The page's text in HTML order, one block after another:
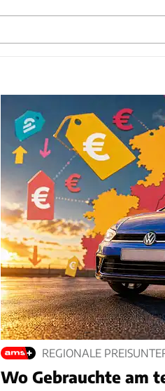
REGIONALE
Wo Gebrauchte am